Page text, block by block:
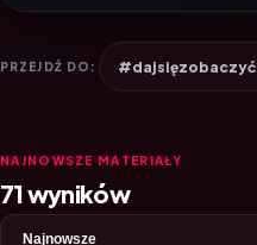
PRZEJDŹ DO: #dajsięzobaczyć
NAJNOWSZE MATERIAŁY
71 wyników